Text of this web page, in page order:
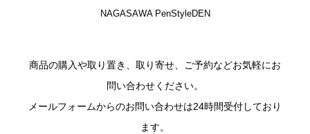
NAGASAWA PenStyleDEN
商品の購入や取り置き、取り寄せ、ご予約などお気軽にお
問い合わせください。
メールフォームからのお問い合わせは24時間受付しており
ます。